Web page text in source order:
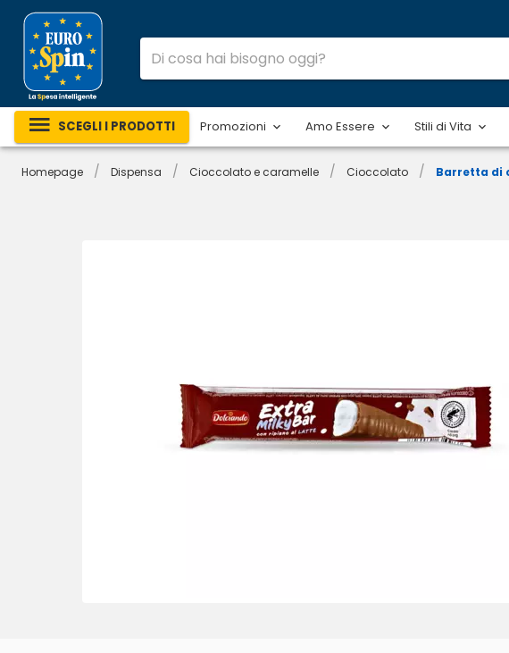
SCEGLI I PRODOTTI Promozioni Amo Essere Stili di Vita
Homepage / Dispensa / Cioccolato e caramelle / Cioccolato / Barretta di